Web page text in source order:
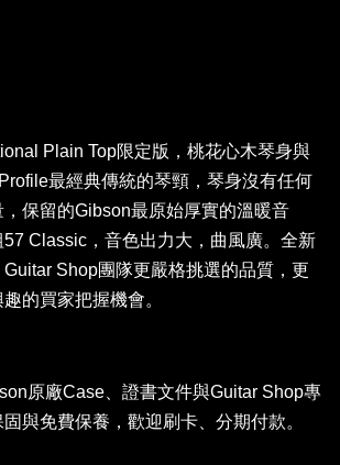
Plain Top限定版，桃花心木琴身與
最經典傳統的琴頸，琴身沒有任何
保留的Gibson最原始厚實的溫暖音
Classic，音色出力大，曲風廣。全新
Shop團隊更嚴格挑選的品質，更
的買家把握機會。
原廠Case、證書文件與Guitar Shop專
與免費保養，歡迎刷卡、分期付款。